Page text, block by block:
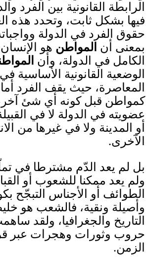
الرابطة القانونية بين الفرد
فيها بشكل ثابت، وتحدد هذه
حقوق الفرد في الدولة
بمعنى أن المواطن هو
الكامل في الدولة، وأن
الوضعية القانونية الأساسية
المعاصرة، حيث يقف الفرد
كمواطن قبل كونه أي شئ
عضويته في الدولة لا في
أو المدينة ولا في غيرها من
الآخرى.
بل لم يعد الدّم مشترطا في
ولم يعد ممكنا للشعوب أو
الطوائف أو الأجناس التبجّح
وأصيلة ونقية، فالشعب هو
التاريخ والجغرافيا، ولقد
حروب وثورات وهجرات عبر
الزمن.